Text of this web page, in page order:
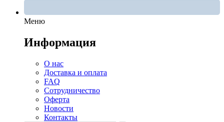
Меню
Информация
О нас
Доставка и оплата
FAQ
Сотрудничество
Оферта
Новости
Контакты